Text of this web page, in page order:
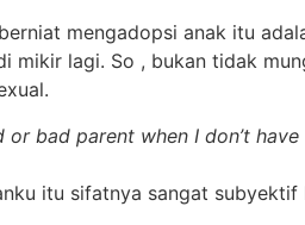
mengadopsi anak itu
mikir lagi. So , bukan tidak
bad parent when I don’t
itu sifatnya sangat